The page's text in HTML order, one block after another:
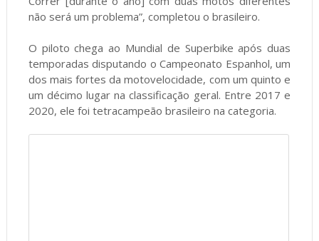
não será um problema”, completou o brasileiro.
O piloto chega ao Mundial de Superbike após duas
temporadas disputando o Campeonato Espanhol, um
dos mais fortes da motovelocidade, com um quinto e
um décimo lugar na classificação geral. Entre 2017 e
2020, ele foi tetracampeão brasileiro na categoria.